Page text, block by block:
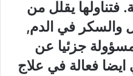
فتناولها يقلل من
والسكر في الدم,
جزئيا عن
فعالة في علاج